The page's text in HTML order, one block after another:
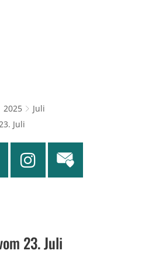
2025
Juli
Juli
23. Juli